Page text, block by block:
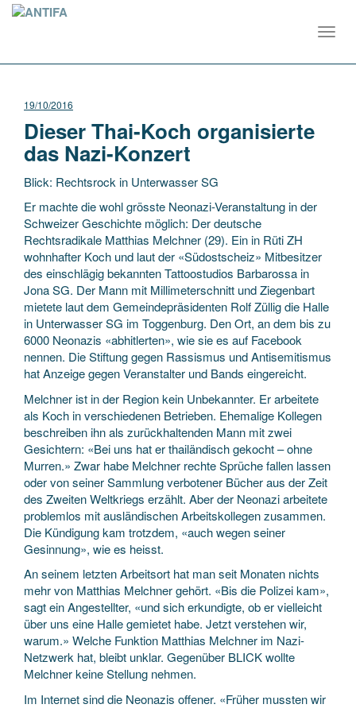
19/10/2016
Dieser Thai-Koch organisierte
das Nazi-Konzert
Blick: Rechtsrock in Unterwasser SG
Er machte die wohl grösste Neonazi-Veranstaltung in der
Schweizer Geschichte möglich: Der deutsche
Rechtsradikale Matthias Melchner (29). Ein in Rüti ZH
wohnhafter Koch und laut der «Südostscheiz» Mitbesitzer
des einschlägig bekannten Tattoostudios Barbarossa in
Jona SG. Der Mann mit Millimeterschnitt und Ziegenbart
mietete laut dem Gemeindepräsidenten Rolf Züllig die Halle
in Unterwasser SG im Toggenburg. Den Ort, an dem bis zu
6000 Neonazis «abhitlerten», wie sie es auf Facebook
nennen. Die Stiftung gegen Rassismus und Antisemitismus
hat Anzeige gegen Veranstalter und Bands eingereicht.
Melchner ist in der Region kein Unbekannter. Er arbeitete
als Koch in verschiedenen Betrieben. Ehemalige Kollegen
beschreiben ihn als zurückhaltenden Mann mit zwei
Gesichtern: «Bei uns hat er thailändisch gekocht – ohne
Murren.» Zwar habe Melchner rechte Sprüche fallen lassen
oder von seiner Sammlung verbotener Bücher aus der Zeit
des Zweiten Weltkriegs erzählt. Aber der Neonazi arbeitete
problemlos mit ausländischen Arbeitskollegen zusammen.
Die Kündigung kam trotzdem, «auch wegen seiner
Gesinnung», wie es heisst.
An seinem letzten Arbeitsort hat man seit Monaten nichts
mehr von Matthias Melchner gehört. «Bis die Polizei kam»,
sagt ein Angestellter, «und sich erkundigte, ob er vielleicht
über uns eine Halle gemietet habe. Jetzt verstehen wir,
warum.» Welche Funktion Matthias Melchner im Nazi-
Netzwerk hat, bleibt unklar. Gegenüber BLICK wollte
Melchner keine Stellung nehmen.
Im Internet sind die Neonazis offener. «Früher mussten wir